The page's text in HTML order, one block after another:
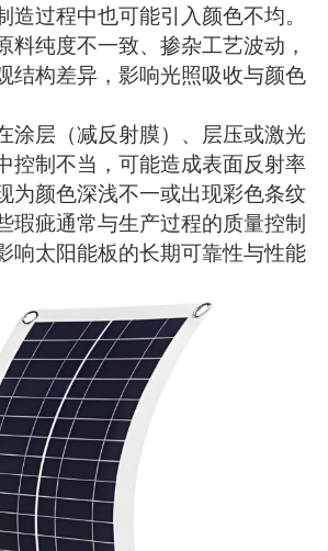
造过程中也可能引入颜色不均。
料纯度不一致、掺杂工艺波动，
结构差异，影响光照吸收与颜色
涂层（减反射膜）、层压或激光
控制不当，可能造成表面反射率
为颜色深浅不一或出现彩色条纹
瑕疵通常与生产过程的质量控制
响太阳能板的长期可靠性与性能